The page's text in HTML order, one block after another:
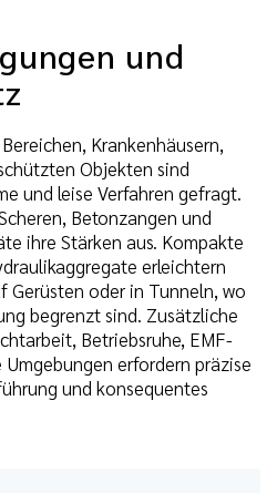
und
Krankenhäusern,
Objekten sind
und leise Verfahren gefragt.
Betonzangen und
ihre Stärken aus. Kompakte
erleichtern
Gerüsten oder in Tunneln, wo
begrenzt sind. Zusätzliche
Betriebsruhe, EMF-
erfordern präzise
und konsequentes